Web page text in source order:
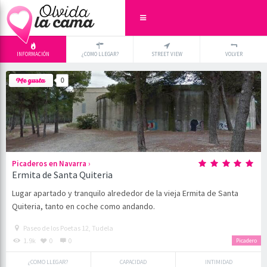
INFORMACIÓN ¿COMO LLEGAR? STREET VIEW VOLVER
0
Picaderos en Navarra ›
Ermita de Santa Quiteria
Lugar apartado y tranquilo alrededor de la vieja Ermita de Santa
Quiteria, tanto en coche como andando.
Picadero
Paseo de los Poetas 12, Tudela
1.9k
0 0
¿COMO LLEGAR? CAPACIDAD INTIMIDAD
-